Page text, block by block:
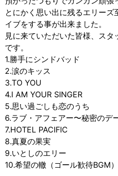
とにかく思い出に残るエリー
イブをする事が出来ました。
見に来ていただいた皆様、ス
です。
1.勝手にシンドバッド
2.涙のキッス
3.TO YOU
4.I AM YOUR SINGER
5.思い過ごしも恋のうち
6.ラブ・アフェアー〜秘密のデ
7.HOTEL PACIFIC
8.真夏の果実
9.いとしのエリー
10.希望の轍（ゴール歓待BGM）